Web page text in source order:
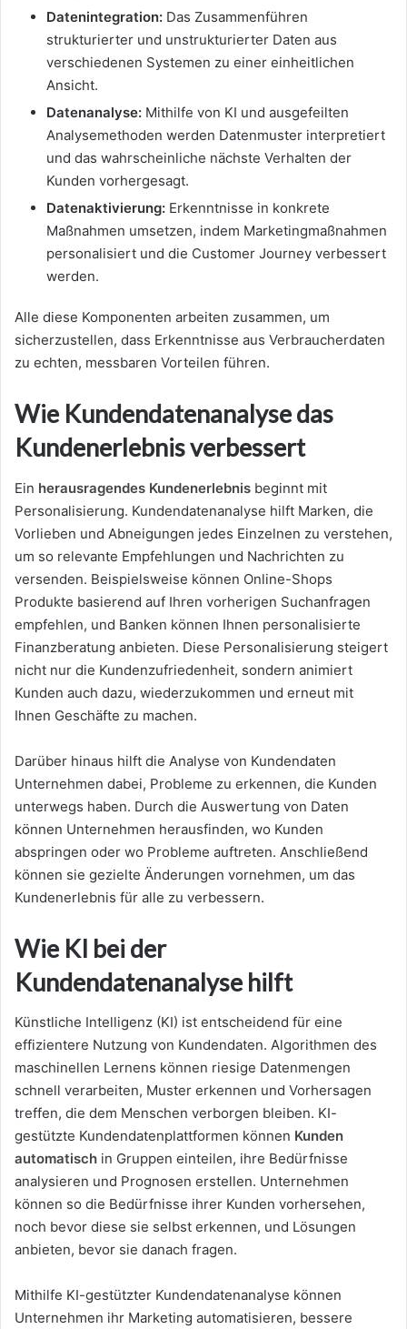
Datenintegration: Das Zusammenführen
strukturierter und unstrukturierter Daten aus
verschiedenen Systemen zu einer einheitlichen
Ansicht.
Datenanalyse: Mithilfe von KI und ausgefeilten
Analysemethoden werden Datenmuster interpretiert
und das wahrscheinliche nächste Verhalten der
Kunden vorhergesagt.
Datenaktivierung: Erkenntnisse in konkrete
Maßnahmen umsetzen, indem Marketingmaßnahmen
personalisiert und die Customer Journey verbessert
werden.
Alle diese Komponenten arbeiten zusammen, um
sicherzustellen, dass Erkenntnisse aus Verbraucherdaten
zu echten, messbaren Vorteilen führen.
Wie Kundendatenanalyse das
Kundenerlebnis verbessert
Ein herausragendes Kundenerlebnis beginnt mit
Personalisierung. Kundendatenanalyse hilft Marken, die
Vorlieben und Abneigungen jedes Einzelnen zu verstehen,
um so relevante Empfehlungen und Nachrichten zu
versenden. Beispielsweise können Online-Shops
Produkte basierend auf Ihren vorherigen Suchanfragen
empfehlen, und Banken können Ihnen personalisierte
Finanzberatung anbieten. Diese Personalisierung steigert
nicht nur die Kundenzufriedenheit, sondern animiert
Kunden auch dazu, wiederzukommen und erneut mit
Ihnen Geschäfte zu machen.
Darüber hinaus hilft die Analyse von Kundendaten
Unternehmen dabei, Probleme zu erkennen, die Kunden
unterwegs haben. Durch die Auswertung von Daten
können Unternehmen herausfinden, wo Kunden
abspringen oder wo Probleme auftreten. Anschließend
können sie gezielte Änderungen vornehmen, um das
Kundenerlebnis für alle zu verbessern.
Wie KI bei der
Kundendatenanalyse hilft
Künstliche Intelligenz (KI) ist entscheidend für eine
effizientere Nutzung von Kundendaten. Algorithmen des
maschinellen Lernens können riesige Datenmengen
schnell verarbeiten, Muster erkennen und Vorhersagen
treffen, die dem Menschen verborgen bleiben. KI-
gestützte Kundendatenplattformen können Kunden
automatisch in Gruppen einteilen, ihre Bedürfnisse
analysieren und Prognosen erstellen. Unternehmen
können so die Bedürfnisse ihrer Kunden vorhersehen,
noch bevor diese sie selbst erkennen, und Lösungen
anbieten, bevor sie danach fragen.
Mithilfe KI-gestützter Kundendatenanalyse können
Unternehmen ihr Marketing automatisieren, bessere